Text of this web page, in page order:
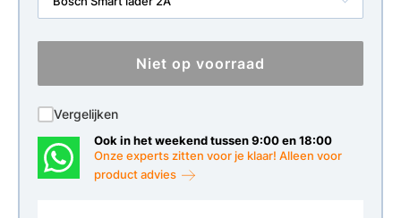
Niet op voorraad
Vergelijken
Ook in het weekend tussen 9:00 en 18:00
Onze experts zitten voor je klaar! Alleen voor
product advies